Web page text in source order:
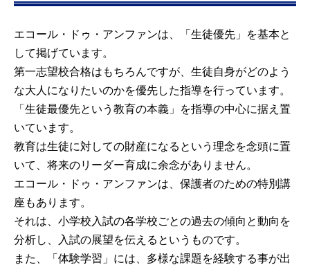
エコール・ドゥ・アンファンは、「生徒優先」を基本と
して掲げています。
第一志望校合格はもちろんですが、生徒自身がどのよう
な大人になりたいのかを優先した指導を行っています。
「生徒最優先という教育の本義」を指導の中心に据え置
いています。
教育は生徒に対しての財産になるという理念を念頭に置
いて、将来のリーダー育成に余念がありません。
エコール・ドゥ・アンファンは、保護者のための特別講
座もあります。
それは、小学校入試の各学校ごとの過去の傾向と動向を
分析し、入試の展望を伝えるというものです。
また、「体験学習」には、多様な課題を経験する事が出